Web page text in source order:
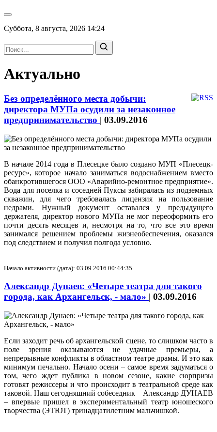
Суббота, 8 августа, 2026 14:24
Актуально
Без определённого места добычи:
директора МУПа осудили за незаконное
предпринимательство | 03.09.2016
В начале 2014 года в Плесецке было создано МУП «Плесецк-
ресурс», которое начало заниматься водоснабжением вместо
обанкротившегося ООО «Аварийно-ремонтное предприятие».
Вода для поселка и соседней Пуксы забиралась из подземных
скважин, для чего требовалась лицензия на пользование
недрами. Нужный документ оставался у предыдущего
держателя, директор нового МУПа не мог переоформить его
почти десять месяцев и, несмотря на то, что все это время
занимался решением проблемы жизнеобеспечения, оказался
под следствием и получил полгода условно.
Начало активности (дата): 03.09.2016 00:44:35
Александр Дунаев: «Четыре театра для такого
города, как Архангельск, - мало» | 03.09.2016
Если заходит речь об архангельской сцене, то слишком часто в
поле зрения оказываются не удачные премьеры, а
непрерывные конфликты в областном театре драмы. И это как
минимум печально. Начало осени – самое время задуматься о
том, чего ждет публика в новом сезоне, какие сюрпризы
готовят режиссеры и что происходит в театральной среде как
таковой. Наш сегодняшний собеседник – Александр ДУНАЕВ
– впервые пришел в экспериментальный театр юношеского
творчества (ЭТЮТ) тринадцатилетним мальчишкой.